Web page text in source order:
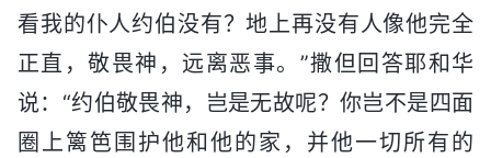
看我的仆人约伯没有？地上再没有人像他完全
正直，敬畏神，远离恶事。”撒但回答耶和华
说：“约伯敬畏神，岂是无故呢？你岂不是四面
圈上篱笆围护他和他的家，并他一切所有的